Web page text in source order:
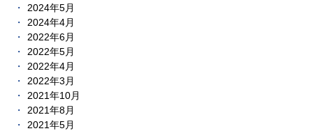
2024年5月
2024年4月
2022年6月
2022年5月
2022年4月
2022年3月
2021年10月
2021年8月
2021年5月